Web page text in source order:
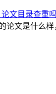
论文目录查重
论文是什么